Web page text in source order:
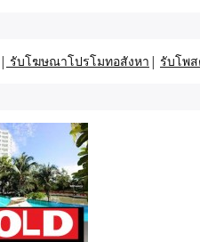
| รับโฆษณาโปรโมทอสังหา | รับโพ